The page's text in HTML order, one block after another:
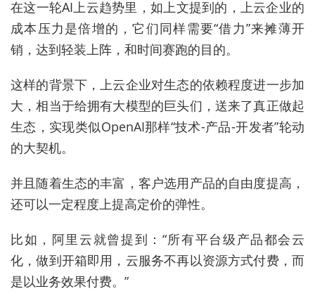
在这一轮AI上云趋势里，如上文提到的，上云企业的
成本压力是倍增的，它们同样需要“借力”来摊薄开
销，达到轻装上阵，和时间赛跑的目的。
这样的背景下，上云企业对生态的依赖程度进一步加
大，相当于给拥有大模型的巨头们，送来了真正做起
生态，实现类似OpenAI那样“技术-产品-开发者”轮动
的大契机。
并且随着生态的丰富，客户选用产品的自由度提高，
还可以一定程度上提高定价的弹性。
比如，阿里云就曾提到：“所有平台级产品都会云
化，做到开箱即用，云服务不再以资源方式付费，而
是以业务效果付费。”